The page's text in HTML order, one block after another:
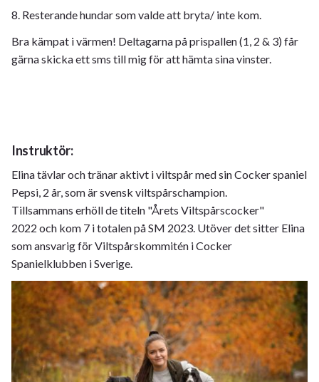
8. Resterande hundar som valde att bryta/ inte kom.
Bra kämpat i värmen! Deltagarna på prispallen (1, 2 & 3) får
gärna skicka ett sms till mig för att hämta sina vinster.
Instruktör:
Elina tävlar och tränar aktivt i viltspår med sin Cocker spaniel
Pepsi, 2 år, som är svensk viltspårschampion.
Tillsammans erhöll de titeln "Årets Viltspårscocker"
2022 och kom 7 i totalen på SM 2023. Utöver det sitter Elina
som ansvarig för Viltspårskommitén i Cocker
Spanielklubben i Sverige.